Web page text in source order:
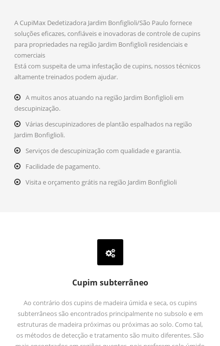
A CupiMax Dedetizadora Jardim Bonfiglioli/São Paulo fornece
soluções eficazes, confiáveis e inovadoras de controle de cupins
para propriedades na região Jardim Bonfiglioli residenciais e
comerciais
Está com suspeita de uma infestação de cupins, nossos técnicos
altamente treinados podem ajudar.
A muitos anos atuando na região Jardim Bonfiglioli em
descupinização.
Várias descupinizadores de plantão espalhados na região
Jardim Bonfiglioli.
Serviços de descupinização com qualidade e garantia.
Facilidade de pagamento.
Visita e orçamento grátis na região Jardim Bonfiglioli
Cupim subterrâneo
Ao contrário dos cupins de madeira úmida e seca, os cupins
subterrâneos são encontrados principalmente no subsolo e em
estruturas de madeira próximas ou próximas ao solo. Como tal,
os métodos de detecção e tratamento são muito diferentes. São